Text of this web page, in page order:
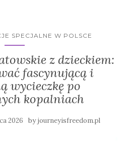
SPECJALNE W POLSCE
z dzieckiem:
fascynującą i
wycieczkę po
kopalniach
2026 byjourneyisfreedom.pl